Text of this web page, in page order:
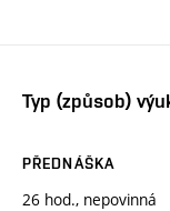
Typ (způsob)
PŘEDNÁŠKA
26 hod., nepovinná